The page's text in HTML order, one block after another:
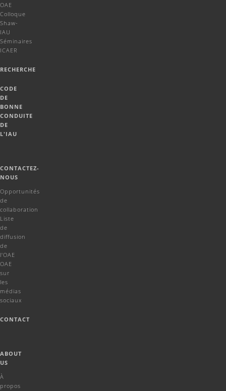
OAE
Colloque
Shaw-
IAU
Séminaires
ICAER
RECHERCHE
CODE
DE
BONNE
CONDUITE
DE
L'IAU
CONTACTEZ-
NOUS
Opportunités
de
collaboration
Liste
de
diffusion
de
l'OAE
OAE
sur
les
médias
sociaux
CONTACT
ABOUT
US
À
propos